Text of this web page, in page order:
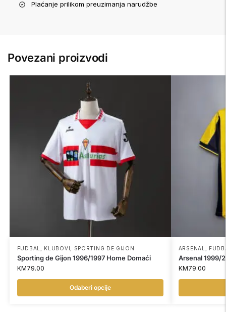
Plaćanje prilikom preuzimanja narudžbe
Povezani proizvodi
FUDBAL KLUBOVI SPORTING DE GIJON
Sporting de Gijon 1996/1997 Home Domaći
KM79.00
Odaberi opcije
ARSENAL
Arsenal 1999/
KM79.00